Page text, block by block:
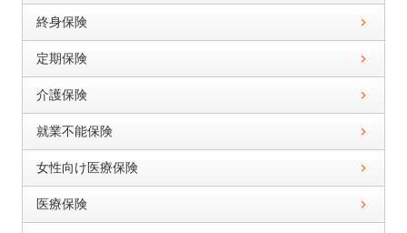
終身保険
定期保険
介護保険
就業不能保険
女性向け医療保険
医療保険